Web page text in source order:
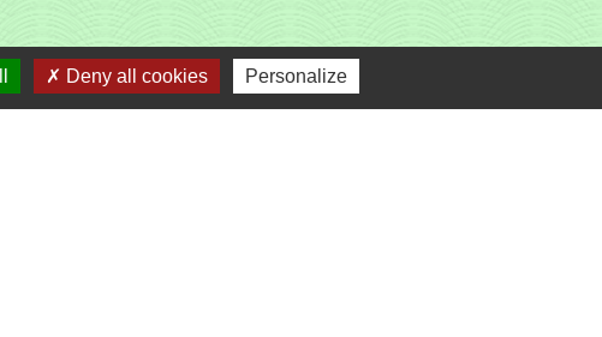
Deny all cookies Personalize